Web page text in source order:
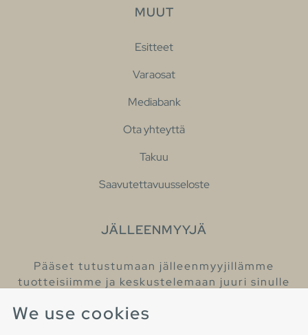
We use cookies
MUUT
Esitteet
Varaosat
Mediabank
Ota yhteyttä
Takuu
Saavutettavuusseloste
JÄLLEENMYYJÄ
Pääset tutustumaan jälleenmyyjillämme
tuotteisiimme ja keskustelemaan juuri sinulle